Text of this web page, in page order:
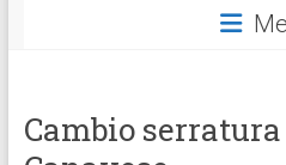
Cambio